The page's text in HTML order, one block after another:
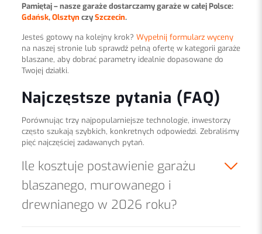
Pamiętaj – nasze garaże dostarczamy garaże w całej Polsce:
Gdańsk,Olsztyn czySzczecin.
Jesteś gotowy na kolejny krok? Wypełnij formularz wyceny
na naszej stronie lub sprawdź pełną ofertę w kategorii garaże
blaszane, aby dobrać parametry idealnie dopasowane do
Twojej działki.
Najczęstsze pytania (FAQ)
Porównując trzy najpopularniejsze technologie, inwestorzy
często szukają szybkich, konkretnych odpowiedzi. Zebraliśmy
pięć najczęściej zadawanych pytań.
Ile kosztuje postawienie garażu
blaszanego, murowanego i
drewnianego w 2026 roku?